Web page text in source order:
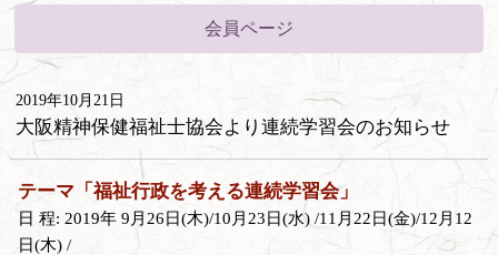
会員ページ
2019年10月21日
大阪精神保健福祉士協会より連続学習会のお知らせ
テーマ「福祉行政を考える連続学習会」
日 程: 2019年 9月26日(木)/10月23日(水) /11月22日(金)/12月12
日(木) /